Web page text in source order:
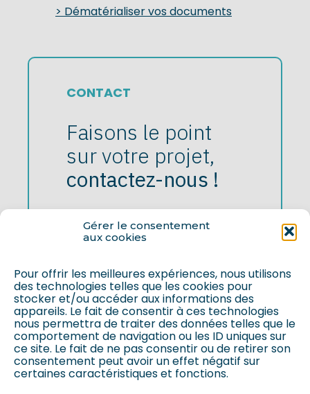
Gérer le consentement
aux cookies
Pour offrir les meilleures expériences, nous utilisons
des technologies telles que les cookies pour
stocker et/ou accéder aux informations des
appareils. Le fait de consentir à ces technologies
nous permettra de traiter des données telles que le
comportement de navigation ou les ID uniques sur
ce site. Le fait de ne pas consentir ou de retirer son
consentement peut avoir un effet négatif sur
certaines caractéristiques et fonctions.
> Dématérialiser vos documents
CONTACT
Faisons le point
sur votre projet,
contactez-nous !
Contactez-nous